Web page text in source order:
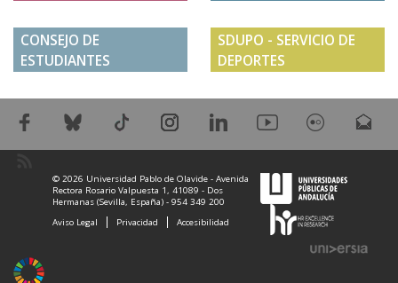
EMPRESAS
CONSEJO DE
ESTUDIANTES
SDUPO - SERVICIO DE
DEPORTES
© 2026 Universidad Pablo de Olavide - Avenida
Rectora Rosario Valpuesta 1, 41089 - Dos
Hermanas (Sevilla, España) - 954 349 200
Aviso Legal
Privacidad Accesibilidad